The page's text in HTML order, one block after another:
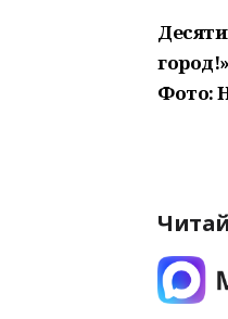
Фото: